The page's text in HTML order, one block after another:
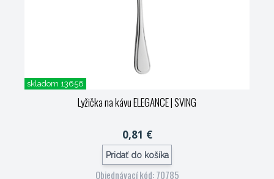
skladom 13656
Lyžička na kávu ELEGANCE| SVING
0,81 €
Pridať do košíka
Objednávací kód: 70785